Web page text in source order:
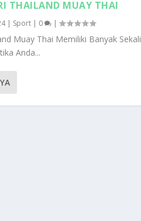
THAILAND MUAY THAI
| Sport| 0 |
Muay Thai Memiliki Banyak Sekali
Anda...